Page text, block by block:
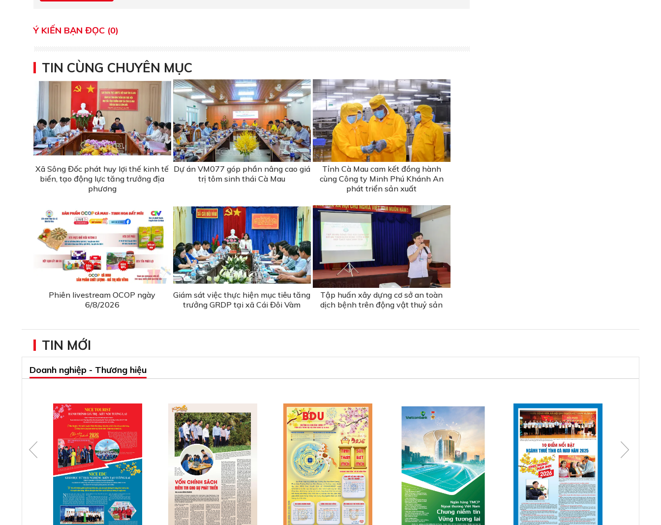
Ý KIẾN BẠN ĐỌC (0)
TIN CÙNG CHUYÊN MỤC
Xã Sông Đốc phát huy lợi thế kinh tế
biển, tạo động lực tăng trưởng địa
phương
Dự án VM077 góp phần nâng cao giá
trị tôm sinh thái Cà Mau
Tỉnh Cà Mau cam kết đồng hành
cùng Công ty Minh Phú Khánh An
phát triển sản xuất
Phiên livestream OCOP ngày
6/8/2026
Giám sát việc thực hiện mục tiêu tăng
trưởng GRDP tại xã Cái Đôi Vàm
Tập huấn xây dựng cơ sở an toàn
dịch bệnh trên động vật thuỷ sản
TIN MỚI
Doanh nghiệp - Thương hiệu